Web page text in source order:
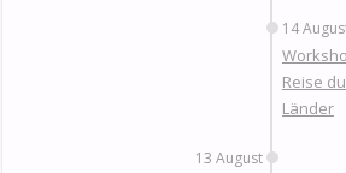
14
Reise
Länder
13 August